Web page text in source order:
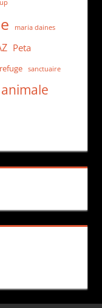
maria daines
Peta
refuge sanctuaire